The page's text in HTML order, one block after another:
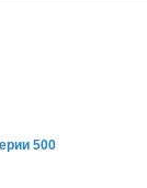
500